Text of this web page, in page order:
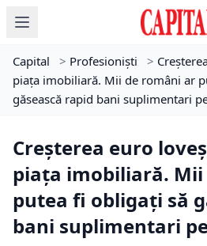
Capital > Profesioniști >
piața imobiliară. Mii de români ar
găsească rapid bani suplimentari
Creșterea euro
piața imobiliară.
putea fi obligați să
bani suplimentari